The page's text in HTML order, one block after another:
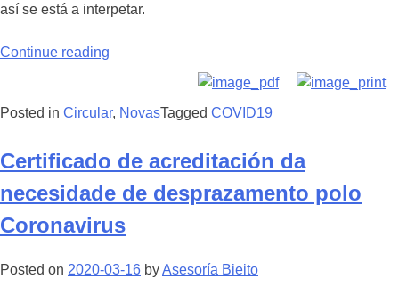
así se está a interpetar.
Continue reading
Posted in Circular, NovasTagged COVID19
Certificado de acreditación da
necesidade de desprazamento polo
Coronavirus
Posted on 2020-03-16 byAsesoría Bieito